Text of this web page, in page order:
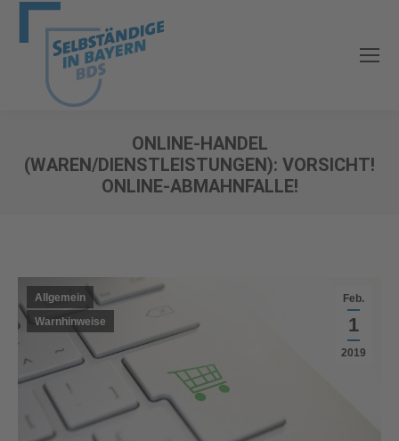
ONLINE-HANDEL
(WAREN/DIENSTLEISTUNGEN): VORSICHT!
ONLINE-ABMAHNFALLE!
Feb.
1
2019
Allgemein
Warnhinweise